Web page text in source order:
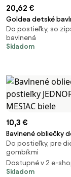
20,62 €
Goldea detské
obliečky do
severské stromčeky
40 x 60 cm
Do postieľky, so
bavlnená
Skladom
10,3 €
Bavlnené obliečky
JEDNOROŽEC A
Do postieľky, pre
gombíkmi
Dostupné v 2 e-
Skladom